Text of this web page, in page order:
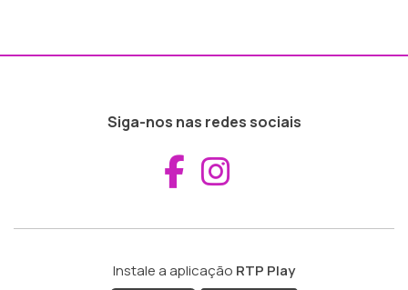
Siga-nos nas redes sociais
Aceder ao
Instale a aplicação RTP Play